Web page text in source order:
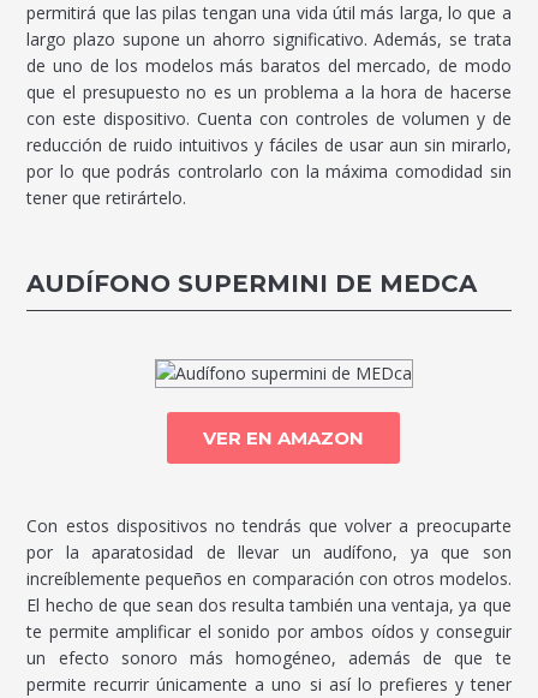
permitirá que las pilas tengan una vida útil más larga, lo que a
largo plazo supone un ahorro significativo. Además, se trata
de uno de los modelos más baratos del mercado, de modo
que el presupuesto no es un problema a la hora de hacerse
con este dispositivo. Cuenta con controles de volumen y de
reducción de ruido intuitivos y fáciles de usar aun sin mirarlo,
por lo que podrás controlarlo con la máxima comodidad sin
tener que retirártelo.
AUDÍFONO SUPERMINI DE MEDCA
VER EN AMAZON
Con estos dispositivos no tendrás que volver a preocuparte
por la aparatosidad de llevar un audífono, ya que son
increíblemente pequeños en comparación con otros modelos.
El hecho de que sean dos resulta también una ventaja, ya que
te permite amplificar el sonido por ambos oídos y conseguir
un efecto sonoro más homogéneo, además de que te
permite recurrir únicamente a uno si así lo prefieres y tener